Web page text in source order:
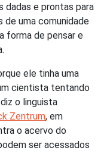
dadas e prontas para
uma comunidade
forma de pensar e
ele tinha uma
cientista tentando
o linguista
Zentrum, em
o acervo do
ser acessados